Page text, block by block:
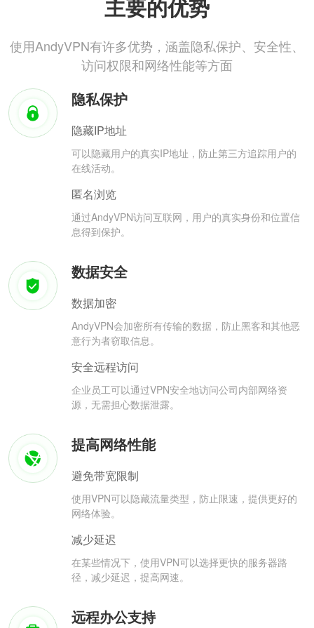
主要的优势
使用AndyVPN有许多优势，涵盖隐私保护、安全性、
访问权限和网络性能等方面
隐私保护
隐藏IP地址
可以隐藏用户的真实IP地址，防止第三方追踪用户的
在线活动。
匿名浏览
通过AndyVPN访问互联网，用户的真实身份和位置信
息得到保护。
数据安全
数据加密
AndyVPN会加密所有传输的数据，防止黑客和其他恶
意行为者窃取信息。
安全远程访问
企业员工可以通过VPN安全地访问公司内部网络资
源，无需担心数据泄露。
提高网络性能
避免带宽限制
使用VPN可以隐藏流量类型，防止限速，提供更好的
网络体验。
减少延迟
在某些情况下，使用VPN可以选择更快的服务器路
径，减少延迟，提高网速。
远程办公支持